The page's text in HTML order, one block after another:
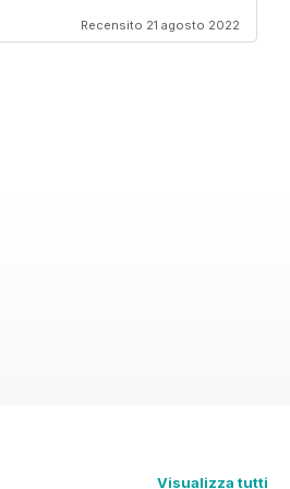
Recensito 21 agosto 2022
Visualizza tutti